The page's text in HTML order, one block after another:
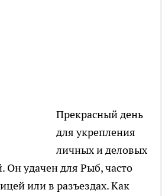
Прекрасный день
для укрепления
личных и деловых
удачен для Рыб, часто
или в разъездах. Как